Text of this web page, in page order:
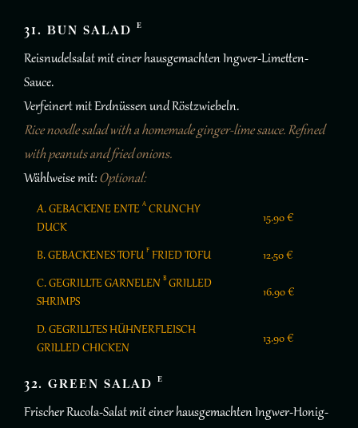
31. BUN SALADE
Reisnudelsalat mit einer hausgemachten Ingwer-Limetten-
Sauce.
Verfeinert mit Erdnüssen und Röstzwiebeln.
Rice noodle salad with a homemade ginger-lime sauce. Refined
with peanuts and fried onions.
Wählweise mit: Optional:
A. GEBACKENE ENTEA CRUNCHY
DUCK
15.90 €
B. GEBACKENES TOFUF FRIED TOFU
12.50 €
C. GEGRILLTE GARNELENB GRILLED
SHRIMPS
16.90 €
D. GEGRILLTES HÜHNERFLEISCH
GRILLED CHICKEN
13.90 €
32. GREEN SALADE
Frischer Rucola-Salat mit einer hausgemachten Ingwer-Honig-